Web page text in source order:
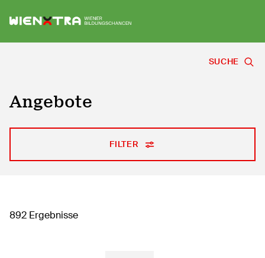
Logo Wiener Bildungschancen
SUCHE
Angebote
FILTER
892 Ergebnisse